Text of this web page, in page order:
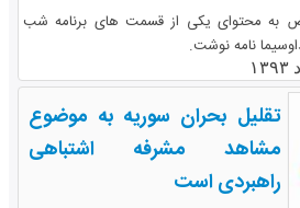
به محتوای یکی از قسمت های برنامه شب
نامه نوشت.
تقلیل بحران سوریه به موضوع
مشاهد مشرفه اشتباهی
راهبردی است